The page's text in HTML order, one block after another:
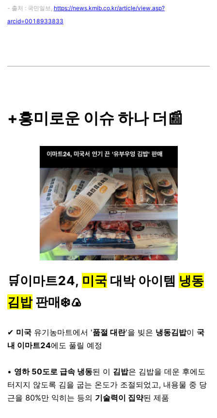
- 출처 : 국민일보, https://news.kmib.co.kr/article/view.asp?
arcid=0018933833
+흥미로운 이슈 하나 더📰
🛒이마트24, 미국 대박 아이템 냉동
김밥판매❄️🍙
✔ 미국 유기농마트에서 '품절 대란'을 빚은 냉동김밥이 국
내 이마트24에도 풀릴 예정
• 영하 50도로 급속 냉동된 이 김밥은 김밥을 데운 후에도
터지지 않도록 김을 굽는 온도가 조절되었고, 내용물 중 당
근을 80%만 익히는 등의 기술력이 집약된 제품